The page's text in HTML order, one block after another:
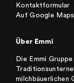
Kontaktformular
Auf Google
Über Emmi
Die Emmi
milchbäuerlichen